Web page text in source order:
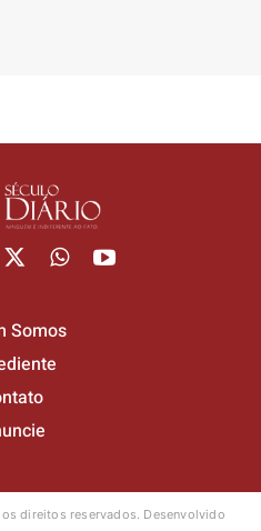
Somos
direitos reservados. Desenvolvido